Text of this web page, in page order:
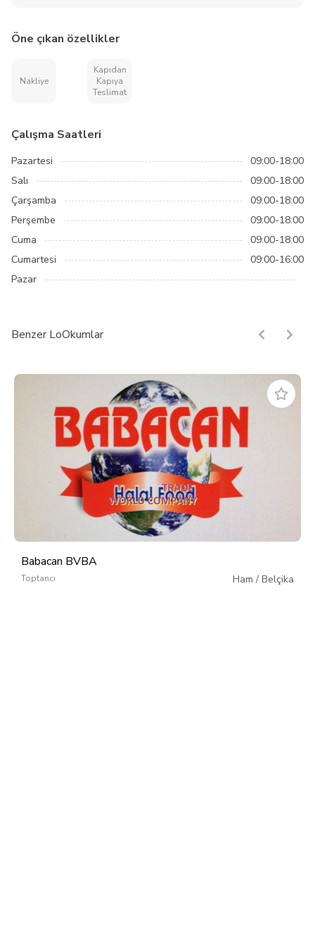
Öne çıkan özellikler
Nakliye
Kapıdan
Kapıya
Teslimat
Çalışma Saatleri
Pazartesi
09:00-18:00
Salı
09:00-18:00
Çarşamba
09:00-18:00
Perşembe
09:00-18:00
Cuma
09:00-18:00
Cumartesi
09:00-16:00
Pazar
Benzer LoOkumlar
Babacan BVBA
Toptancı Ham / Belçika